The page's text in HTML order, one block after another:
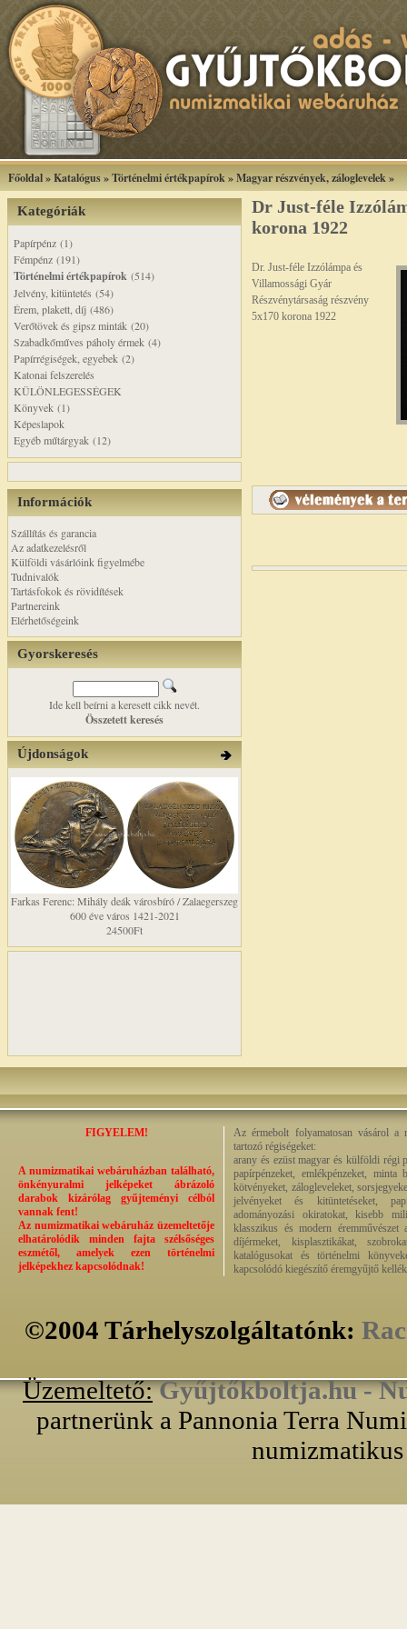
Főoldal»Katalógus»Történelmi értékpapírok»Magyar részvények, záloglevelek»
Kategóriák
Papírpénz (1)
Fémpénz (191)
Történelmi értékpapírok (514)
Jelvény, kitüntetés (54)
Érem, plakett, díj (486)
Verőtövek és gipsz minták (20)
Szabadkőműves páholy érmek (4)
Papírrégiségek, egyebek (2)
Katonai felszerelés
KÜLÖNLEGESSÉGEK
Könyvek (1)
Képeslapok
Egyéb műtárgyak (12)
Információk
Szállítás és garancia
Az adatkezelésről
Külföldi vásárlóink figyelmébe
Tudnivalók
Tartásfokok és rövidítések
Partnereink
Elérhetőségeink
Gyorskeresés
Ide kell beírni a keresett cikk nevét.
Összetett keresés
Újdonságok
Farkas Ferenc: Mihály deák városbíró / Zalaegerszeg
600 éve város 1421-2021
24500Ft
Dr Just-féle
korona 1922
Dr. Just-féle Izzólámpa és
Villamossági Gyár
Részvénytársaság részvény
5x170 korona 1922
FIGYELEM!
A numizmatikai webáruházban található,
önkényuralmi jelképeket ábrázoló
darabok kizárólag gyűjteményi célból
vannak fent!
Az numizmatikai webáruház üzemeltetője
elhatárolódik minden fajta szélsőséges
eszmétől, amelyek ezen történelmi
jelképekhez kapcsolódnak!
Az érmebolt folyamatosan vásárol a
tartozó régiségeket:
arany és ezüst magyar és külföldi régi
papírpénzeket, emlékpénzeket, minta
kötvényeket, zálogleveleket,
jelvényeket és kitüntetéseket,
adományozási okiratokat, kisebb
klasszikus és modern éremművészet
díjérmeket, kisplasztikákat,
katalógusokat és történelmi
kapcsolódó kiegészítő éremgyűjtő
©2004 Tárhelyszolgáltatónk:
Üzemeltető: Gyűjtőkboltja.hu -
partnerünk a Pannonia Terra
numizmatikus